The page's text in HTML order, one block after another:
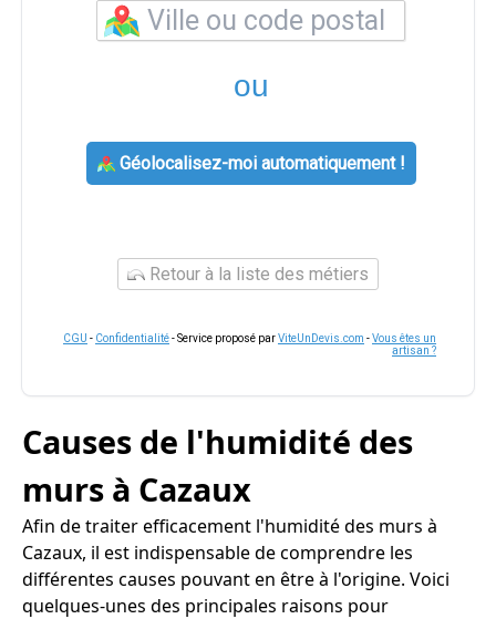
ou
Géolocalisez-moi automatiquement !
Retour à la liste des métiers
CGU - Confidentialité- Service proposé parViteUnDevis.com -Vous êtes un
artisan ?
Causes de l'humidité des
murs à Cazaux
Afin de traiter efficacement l'humidité des murs à
Cazaux, il est indispensable de comprendre les
différentes causes pouvant en être à l'origine. Voici
quelques-unes des principales raisons pour